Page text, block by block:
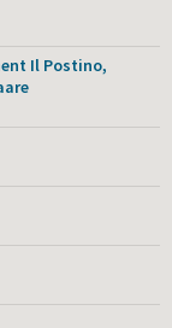
Il Postino,